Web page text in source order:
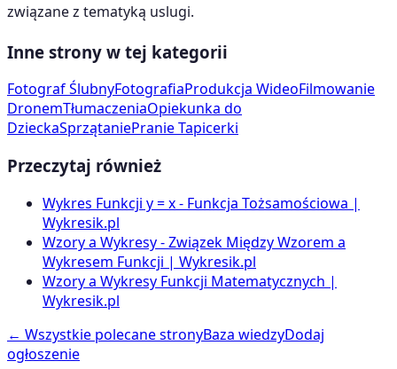
związane z tematyką uslugi.
Inne strony w tej kategorii
Fotograf ŚlubnyFotografiaProdukcja WideoFilmowanie
DronemTłumaczeniaOpiekunka do
DzieckaSprzątaniePranie Tapicerki
Przeczytaj również
Wykres Funkcji y = x - Funkcja Tożsamościowa |
Wykresik.pl
Wzory a Wykresy - Związek Między Wzorem a
Wykresem Funkcji | Wykresik.pl
Wzory a Wykresy Funkcji Matematycznych |
Wykresik.pl
← Wszystkie polecane stronyBaza wiedzyDodaj
ogłoszenie